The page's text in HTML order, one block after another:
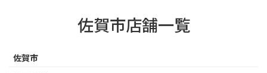
佐賀市店舗一覧
佐賀市